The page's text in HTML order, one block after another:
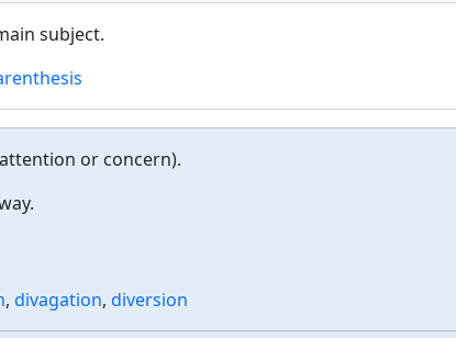
subject.
or concern).
, divagation, diversion